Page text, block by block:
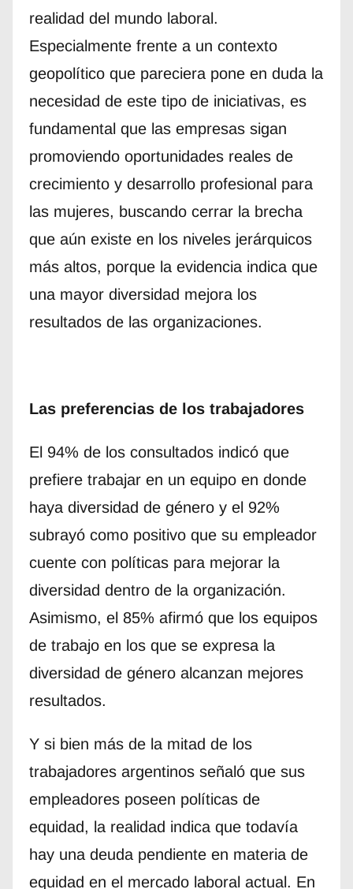
realidad del mundo laboral.
Especialmente frente a un contexto
geopolítico que pareciera pone en duda la
necesidad de este tipo de iniciativas, es
fundamental que las empresas sigan
promoviendo oportunidades reales de
crecimiento y desarrollo profesional para
las mujeres, buscando cerrar la brecha
que aún existe en los niveles jerárquicos
más altos, porque la evidencia indica que
una mayor diversidad mejora los
resultados de las organizaciones.
Las preferencias de los trabajadores
El 94% de los consultados indicó que
prefiere trabajar en un equipo en donde
haya diversidad de género y el 92%
subrayó como positivo que su empleador
cuente con políticas para mejorar la
diversidad dentro de la organización.
Asimismo, el 85% afirmó que los equipos
de trabajo en los que se expresa la
diversidad de género alcanzan mejores
resultados.
Y si bien más de la mitad de los
trabajadores argentinos señaló que sus
empleadores poseen políticas de
equidad, la realidad indica que todavía
hay una deuda pendiente en materia de
equidad en el mercado laboral actual. En